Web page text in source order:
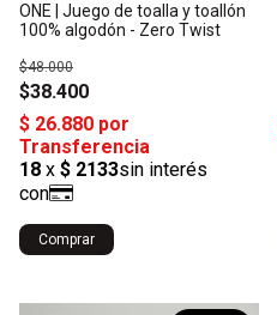
ONE | Juego de toalla y toallón
100% algodón - Zero Twist
$38.400
$48.000
Comprar